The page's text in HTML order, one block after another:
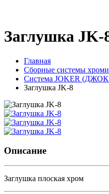
Заглушка JK-
Главная
Сборные системы
Система JOKER
Заглушка JK-8
Описание
Заглушка плоская хром